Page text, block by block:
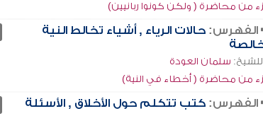
من محاضرة ( ولكن كونوا ربانيين)
الفهرس: حالات الرياء , أشياء تخالط النية
سلمان العودة
من محاضرة ( أخطاء في النية)
الفهرس: كتب تتكلم حول الأخلاق , الأسئلة